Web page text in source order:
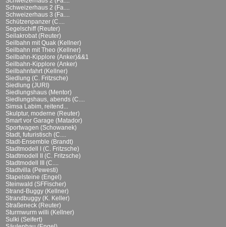
Schweizerhaus 2 (Fa....
Schweizerhaus 3 (Fa....
Schützenpanzer (C....
Segelschiff (Reuter)
Seilakrobat (Reuter)
Seilbahn mit Quak (Kellner)
Seilbahn mit Theo (Kellner)
Seilbahn-Kipplore (Anker)&&1
Seilbahn-Kipplore (Anker)
Seilbahnfahrt (Kellner)
Siedlung (C. Fritzsche)
Siedlung (JURI)
Siedlungshaus (Mentor)
Siedlungshaus, abends (C....
Simsa Labim, reitend...
Skulptur, moderne (Reuter)
Smart vor Garage (Matador)
Sportwagen (Schowanek)
Stadt, futuristisch (C....
Stadt-Ensemble (Brandt)
Stadtmodell I (C. Fritzsche)
Stadtmodell II (C. Fritzsche)
Stadtmodell III (C....
Stadtvilla (Pewesti)
Stapelsteine (Engel)
Steinwald (SFFischer)
Strand-Buggy (Kellner)
Strandbuggy (K. Keller)
Straßeneck (Reuter)
Sturmwurm willi (Kellner)
Sulki (Seifert)